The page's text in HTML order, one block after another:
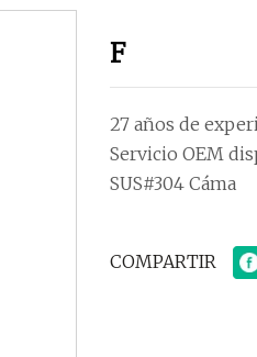
F
27 años de
Servicio OEM
SUS#304 Cáma
COMPARTIR